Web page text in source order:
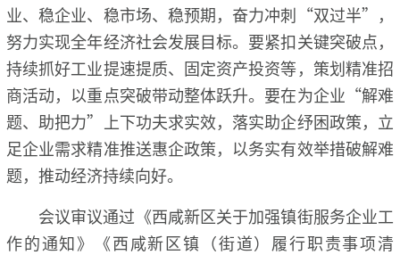
业、稳企业、稳市场、稳预期，奋力冲刺“双过半”，
努力实现全年经济社会发展目标。要紧扣关键突破点，
持续抓好工业提速提质、固定资产投资等，策划精准招
商活动，以重点突破带动整体跃升。要在为企业“解难
题、助把力”上下功夫求实效，落实助企纾困政策，立
足企业需求精准推送惠企政策，以务实有效举措破解难
题，推动经济持续向好。
会议审议通过《西咸新区关于加强镇街服务企业工
作的通知》《西咸新区镇（街道）履行职责事项清